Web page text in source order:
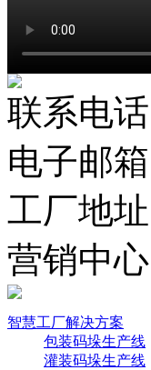
联系电
电子邮
工厂地
营销中
智慧工厂解决方案
包装码垛生产线
灌装码垛生产线